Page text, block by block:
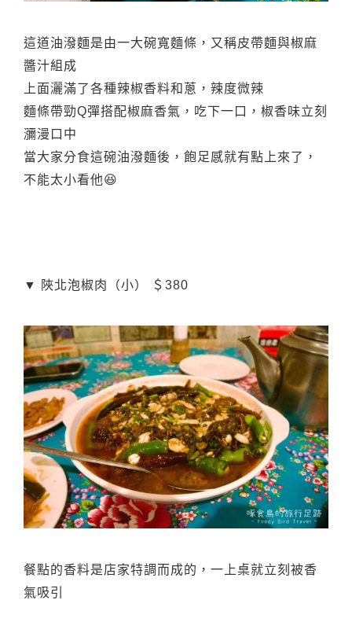
這道油潑麵是由一大碗寬麵條，又稱皮帶麵與椒麻
醬汁組成
上面灑滿了各種辣椒香料和蔥，辣度微辣
麵條帶勁Q彈搭配椒麻香氣，吃下一口，椒香味立刻
瀰漫口中
當大家分食這碗油潑麵後，飽足感就有點上來了，
不能太小看他😆
▼ 陜北泡椒肉（小） ＄380
餐點的香料是店家特調而成的，一上桌就立刻被香
氣吸引